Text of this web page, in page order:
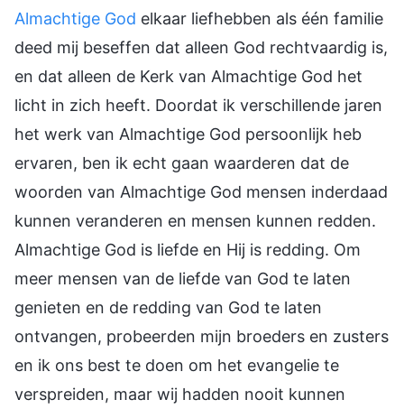
Almachtige God elkaar liefhebben als één familie
deed mij beseffen dat alleen God rechtvaardig is,
en dat alleen de Kerk van Almachtige God het
licht in zich heeft. Doordat ik verschillende jaren
het werk van Almachtige God persoonlijk heb
ervaren, ben ik echt gaan waarderen dat de
woorden van Almachtige God mensen inderdaad
kunnen veranderen en mensen kunnen redden.
Almachtige God is liefde en Hij is redding. Om
meer mensen van de liefde van God te laten
genieten en de redding van God te laten
ontvangen, probeerden mijn broeders en zusters
en ik ons best te doen om het evangelie te
verspreiden, maar wij hadden nooit kunnen